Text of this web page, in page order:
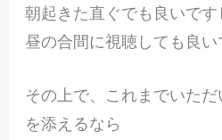
朝起きた直ぐでも良いです
昼の合間に視聴しても良い
その上で、これまでいた
を添えるなら